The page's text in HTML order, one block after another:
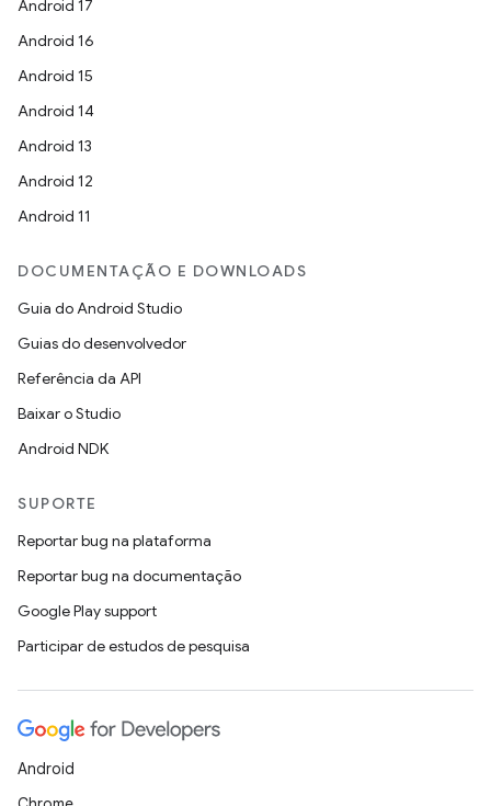
Android 17
Android 16
Android 15
Android 14
Android 13
Android 12
Android 11
DOCUMENTAÇÃO E DOWNLOADS
Guia do Android Studio
Guias do desenvolvedor
Referência da API
Baixar o Studio
Android NDK
SUPORTE
Reportar bug na plataforma
Reportar bug na documentação
Google Play support
Participar de estudos de pesquisa
Android